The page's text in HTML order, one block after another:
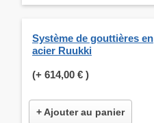
Système de gouttières en
acier Ruukki
(+ 614,00 € )
+ Ajouter au panier